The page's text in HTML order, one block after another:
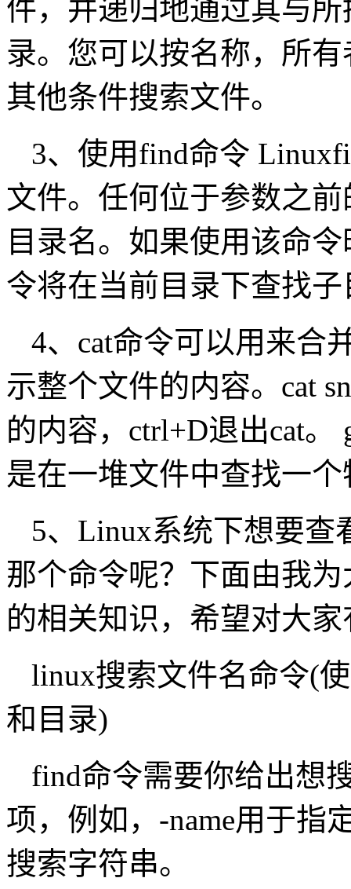
件，并递归地通过其与
录。您可以按名称，所
其他条件搜索文件。
3、使用find命令
文件。任何位于参数之
目录名。如果使用该命
令将在当前目录下查找
4、cat命令可以用来合
示整个文件的内容。cat
的内容，ctrl+D退出cat。
是在一堆文件中查找一
5、Linux系统下想要查
那个命令呢？下面由我
的相关知识，希望对大
linux搜索文件名命令(
和目录)
find命令需要你给出想
项，例如，-name用于指
搜索字符串。